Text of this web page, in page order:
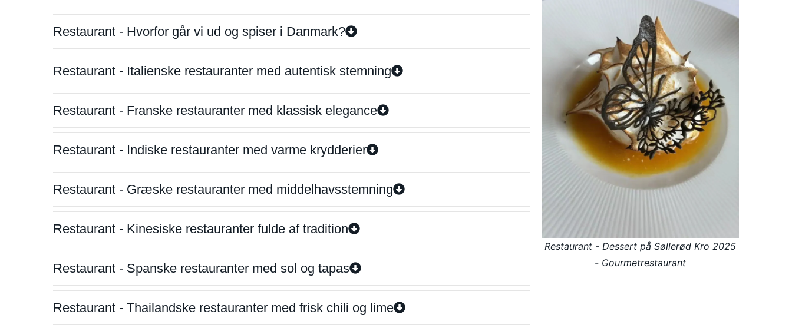
Restaurant - Hvorfor går vi ud og spiser i Danmark?
Restaurant - Italienske restauranter med autentisk stemning
Restaurant - Franske restauranter med klassisk elegance
Restaurant - Indiske restauranter med varme krydderier
Restaurant - Græske restauranter med middelhavsstemning
Restaurant - Kinesiske restauranter fulde af tradition
Restaurant - Spanske restauranter med sol og tapas
Restaurant - Thailandske restauranter med frisk chili og lime
Restaurant - Dessert på Søllerød Kro 2025
- Gourmetrestaurant